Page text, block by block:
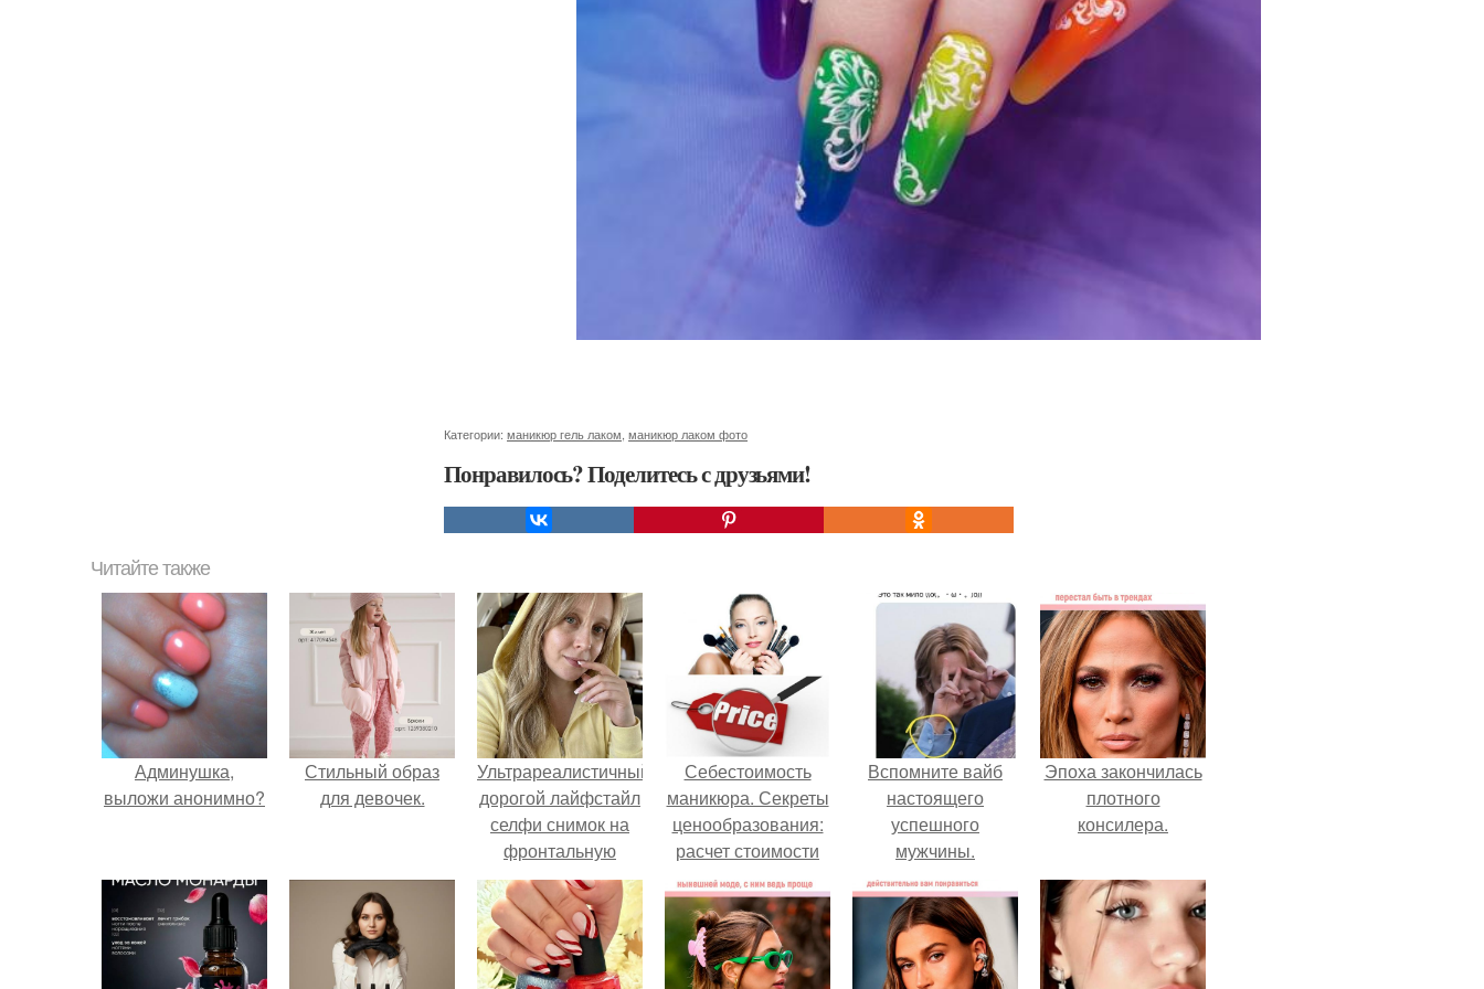
Категории: маникюр гель лаком маникюр лаком фото
Понравилось? Поделитесь с друзьями!
Читайте также
Админушка,
выложи анонимно?
Стильный образ
для девочек.
Ультрареалистичный
дорогой лайфстайл
селфи снимок на
фронтальную
камеру.
Себестоимость
маникюра. Секреты
ценообразования:
расчет стоимости
услуг (Beautyday.
Вспомните вайб
настоящего
успешного
мужчины.
Эпоха закончилась
плотного
консилера.